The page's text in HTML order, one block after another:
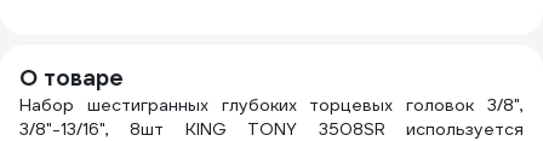
О товаре
Набор шестигранных глубоких торцевых головок 3/8",
3/8"-13/16", 8шт KING TONY 3508SR используется